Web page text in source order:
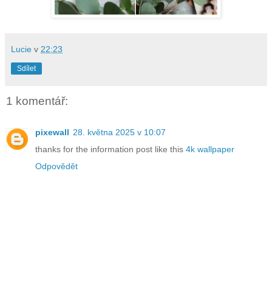
Lucie v 22:23
Sdílet
1 komentář:
pixewall 28. května 2025 v 10:07
thanks for the information post like this 4k wallpaper
Odpovědět